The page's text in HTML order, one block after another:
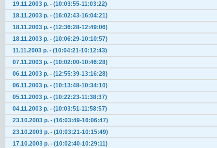
19.11.2003 р. - (10:03:55-11:03:22)
18.11.2003 р. - (16:02:43-16:04:21)
18.11.2003 р. - (12:36:28-12:49:06)
18.11.2003 р. - (10:06:29-10:10:57)
11.11.2003 р. - (10:04:21-10:12:43)
07.11.2003 р. - (10:02:00-10:46:28)
06.11.2003 р. - (12:55:39-13:16:28)
06.11.2003 р. - (10:13:48-10:34:10)
05.11.2003 р. - (10:22:23-11:38:37)
04.11.2003 р. - (10:03:51-11:58:57)
23.10.2003 р. - (16:03:49-16:06:47)
23.10.2003 р. - (10:03:21-10:15:49)
17.10.2003 р. - (10:02:40-10:29:11)